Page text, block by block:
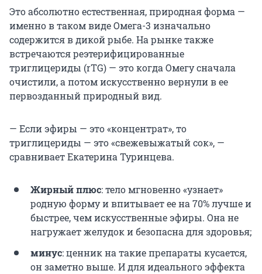
Это абсолютно естественная, природная форма —
именно в таком виде Омега-3 изначально
содержится в дикой рыбе. На рынке также
встречаются реэтерифицированные
триглицериды (rTG) — это когда Омегу сначала
очистили, а потом искусственно вернули в ее
первозданный природный вид.
— Если эфиры — это «концентрат», то
триглицериды — это «свежевыжатый сок», —
сравнивает Екатерина Туринцева.
Жирный плюс: тело мгновенно «узнает»
родную форму и впитывает ее на 70% лучше и
быстрее, чем искусственные эфиры. Она не
нагружает желудок и безопасна для здоровья;
минус: ценник на такие препараты кусается,
он заметно выше. И для идеального эффекта